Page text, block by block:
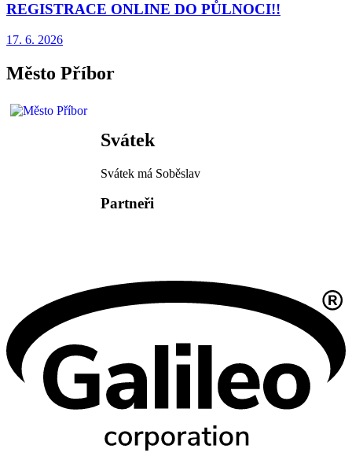
REGISTRACE ONLINE DO PŮLNOCI!!
17. 6. 2026
Město Příbor
Svátek
Svátek má Soběslav
Partneři